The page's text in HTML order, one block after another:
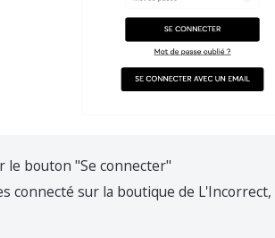
le bouton "Se connecter"
connecté sur la boutique de